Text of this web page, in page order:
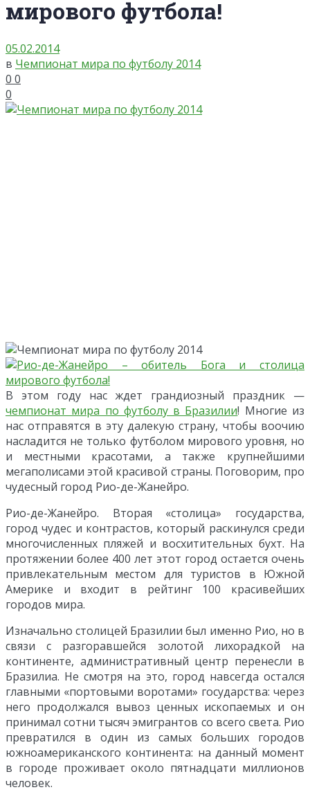
мирового футбола!
05.02.2014
в Чемпионат мира по футболу 2014
0 0
0
В этом году нас ждет грандиозный праздник —
чемпионат мира по футболу в Бразилии! Многие из
нас отправятся в эту далекую страну, чтобы воочию
насладится не только футболом мирового уровня, но
и местными красотами, а также крупнейшими
мегаполисами этой красивой страны. Поговорим, про
чудесный город Рио-де-Жанейро.
Рио-де-Жанейро. Вторая «столица» государства,
город чудес и контрастов, который раскинулся среди
многочисленных пляжей и восхитительных бухт. На
протяжении более 400 лет этот город остается очень
привлекательным местом для туристов в Южной
Америке и входит в рейтинг 100 красивейших
городов мира.
Изначально столицей Бразилии был именно Рио, но в
связи с разгоравшейся золотой лихорадкой на
континенте, административный центр перенесли в
Бразилиа. Не смотря на это, город навсегда остался
главными «портовыми воротами» государства: через
него продолжался вывоз ценных ископаемых и он
принимал сотни тысяч эмигрантов со всего света. Рио
превратился в один из самых больших городов
южноамериканского континента: на данный момент
в городе проживает около пятнадцати миллионов
человек.